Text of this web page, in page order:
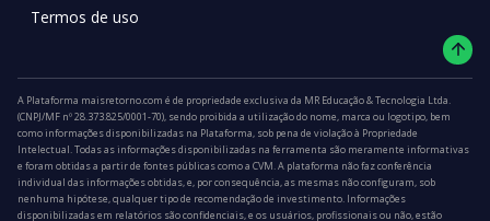
Termos de uso
A Plataforma maisretorno.com é de propriedade exclusiva da MR Educação & Tecnologia Ltda.
(CNPJ/MF nº 28.373.825/0001-70), sendo proibida a utilização do nome, marca ou logotipo, bem
como informações disponibilizadas na Plataforma, sob pena de violação à Propriedade
Intelectual. Todas as informações disponibilizadas na ferramenta são meramente informativas
e foram obtidas a partir de fontes públicas como a CVM. A plataforma não faz conferência
individual das informações obtidas, e, por consequência, as mesmas não configuram, sob
nenhuma hipótese, qualquer tipo de recomendação de investimento. Informações
disponibilizadas em relatórios são confidenciais, e os usuários, profissionais ou não, estão